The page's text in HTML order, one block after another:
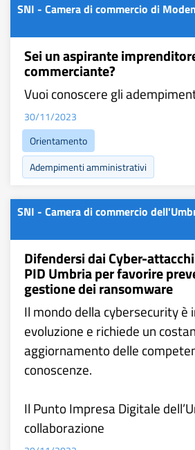
SNI - Camera di commercio di
Sei un aspirante
commerciante?
Vuoi conoscere gli
30/11/2023
Orientamento
Adempimenti amministrativi
SNI - Camera di commercio
Difendersi dai Cyber-
PID Umbria per favorire
gestione dei ransomware
Il mondo della cybersecurity è
evoluzione e richiede un
aggiornamento delle
conoscenze.
Il Punto Impresa Digitale
collaborazione